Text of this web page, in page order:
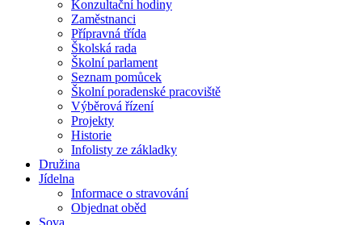
Konzultační hodiny
Zaměstnanci
Přípravná třída
Školská rada
Školní parlament
Seznam pomůcek
Školní poradenské pracoviště
Výběrová řízení
Projekty
Historie
Infolisty ze základky
Družina
Jídelna
Informace o stravování
Objednat oběd
Sova